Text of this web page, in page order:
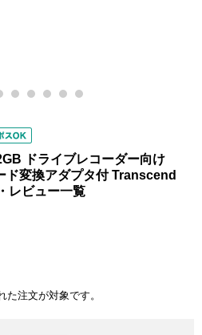
ドライブレコーダー向け
変換アダプタ付 Transcend
レビュー一覧
た注文が対象です。